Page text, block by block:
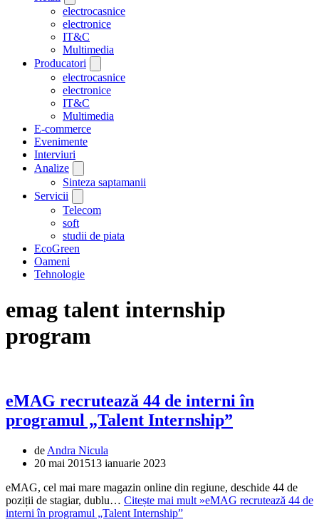
electrocasnice
electronice
IT&C
Multimedia
Producatori
electrocasnice
electronice
IT&C
Multimedia
E-commerce
Evenimente
Interviuri
Analize
Sinteza saptamanii
Servicii
Telecom
soft
studii de piata
EcoGreen
Oameni
Tehnologie
emag talent internship
program
eMAG recrutează 44 de interni în
programul „Talent Internship”
de Andra Nicula
20 mai 201513 ianuarie 2023
eMAG, cel mai mare magazin online din regiune, deschide 44 de
poziții de stagiar, dublu… Citește mai mult »eMAG recrutează 44 de
interni în programul „Talent Internship”